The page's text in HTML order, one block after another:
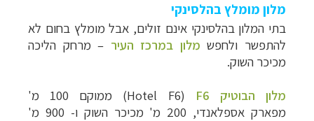
מלון מומלץ בהלסינקי
בתי המלון בהלסינקי אינם זולים, אבל מומלץ בחום לא
להתפשר ולחפש מלון במרכז העיר – מרחק הליכה
מכיכר השוק.
מלון הבוטיק 6
F
(
Hotel F6
) ממוקם 100 מ'
מפארק אספלאנדי
, 200 מ' מכיכר השוק ו- 900 מ'